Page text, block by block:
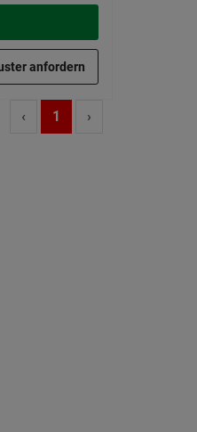
anfordern
‹ 1 ›